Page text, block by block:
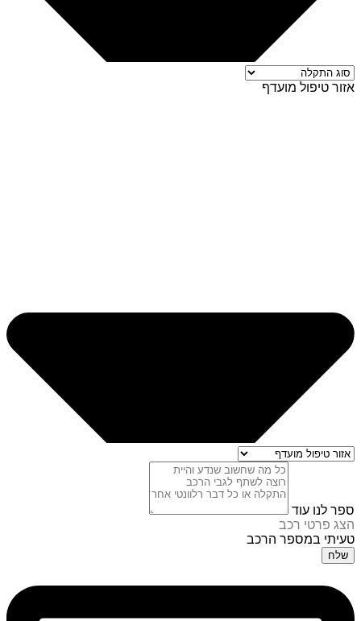
אזור טיפול מועדף
ספר לנו עוד
הצג פרטי רכב
טעיתי במספר הרכב
שלח